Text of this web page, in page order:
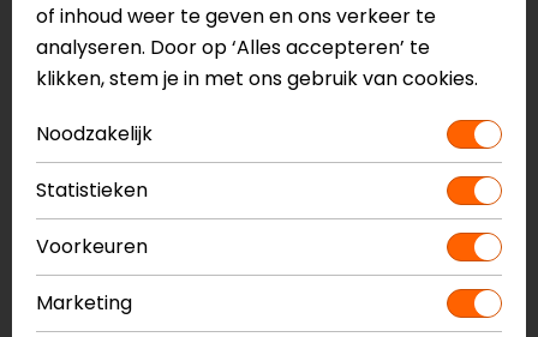
Vestiging Apeldoorn
Niet op voorraad
Niet op voorraad
Vestiging Capelle a/d IJssel
Niet op voorraad
Vestiging Eindhoven
Niet op voorraad
Vestiging Vianen
of inhoud weer te geven en ons verkeer te
analyseren. Door op ‘Alles accepteren’ te
klikken, stem je in met ons gebruik van cookies.
Noodzakelijk
Statistieken
Voorkeuren
Marketing